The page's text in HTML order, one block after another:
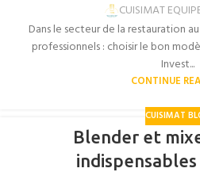
CUISIMAT
Dans le secteur de la restauration
professionnels : choisir le bon
Invest...
CONTINUE
CUISIMAT
Blender et
indispensables